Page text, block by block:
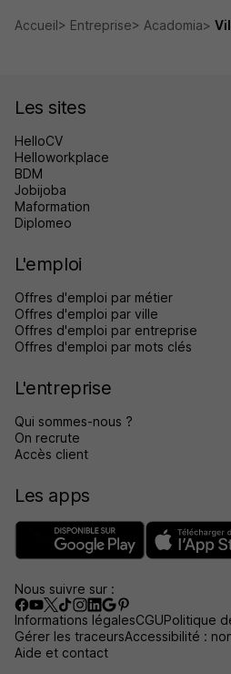
Accueil Entreprise Acadomia
Les sites
HelloCV
Helloworkplace
BDM
Jobijoba
Maformation
Diplomeo
L'emploi
Offres d'emploi par métier
Offres d'emploi par ville
Offres d'emploi par entreprise
Offres d'emploi par mots clés
L'entreprise
Qui sommes-nous ?
On recrute
Accès client
Les apps
Nous suivre sur :
Informations légalesCGUPolitique
Gérer les traceursAccessibilité :
Aide et contact